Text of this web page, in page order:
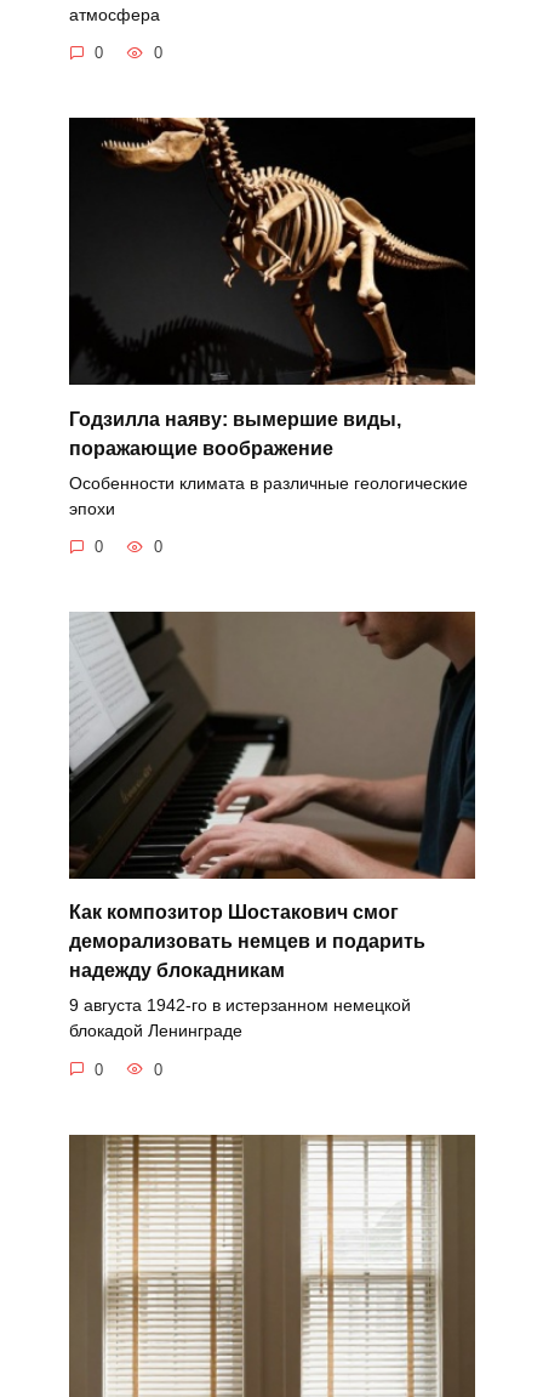
атмосфера
0 0
Годзилла наяву: вымершие виды,
поражающие воображение
Особенности климата в различные геологические
эпохи
0 0
Как композитор Шостакович смог
деморализовать немцев и подарить
надежду блокадникам
9 августа 1942-го в истерзанном немецкой
блокадой Ленинграде
0 0